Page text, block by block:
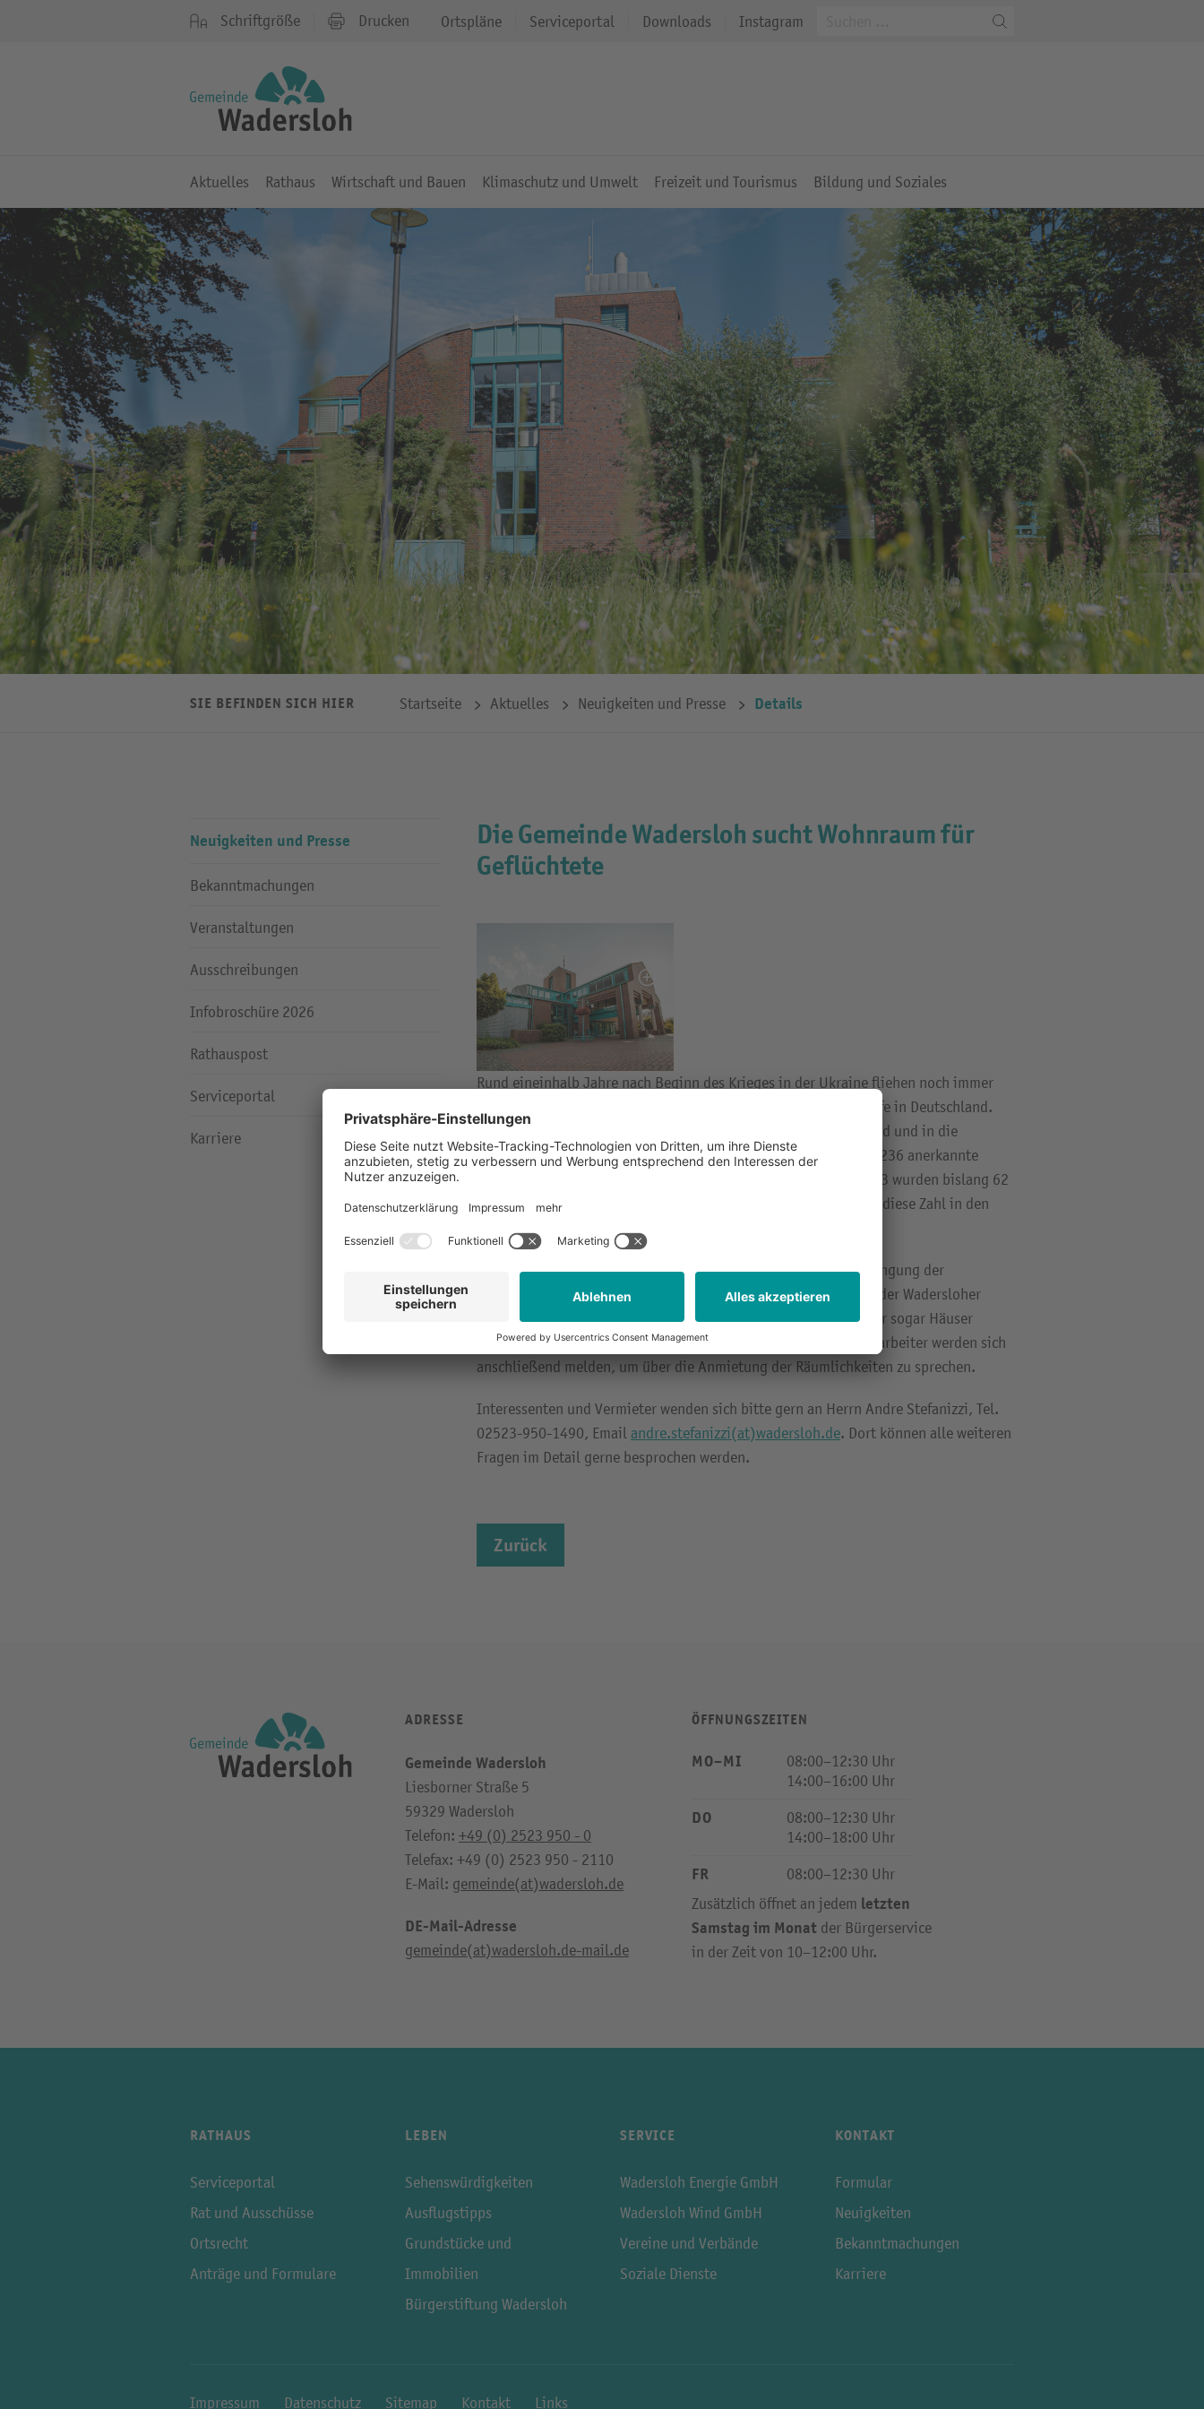
Schriftgröße Drucken Ortspläne Serviceportal Downloads Instagram
Aktuelles Rathaus Wirtschaft und Bauen Klimaschutz und Umwelt Freizeit und Tourismus Bildung und Soziales
SIE BEFINDEN SICH HIER Startseite Aktuelles Neuigkeiten und Presse Details
Neuigkeiten und Presse
Bekanntmachungen
Veranstaltungen
Ausschreibungen
Infobroschüre 2026
Rathauspost
Serviceportal
Karriere
Die Gemeinde Wadersloh sucht Wohnraum für
Geflüchtete
Rund eineinhalb Jahre nach Beginn des Krieges in der Ukraine fliehen noch immer
zahlreiche Menschen vor dem Krieg und suchen Zuflucht und Hilfe in Deutschland.
Auch aus anderen Ländern kommen Geflüchtete nach Deutschland und in die
Gemeinde Wadersloh. Aktuell leben in der Gemeinde Wadersloh 236 anerkannte
Flüchtlinge und 95 Asylbewerber. In der ersten Jahreshälfte 2023 wurden bislang 62
Personen neu zugewiesen und es ist damit zu rechnen, dass sich diese Zahl in den
kommenden Monaten noch weiter erhöhen wird.
Für die dafür notwendigen Wohnräume zur dezentralen Unterbringung der
Geflüchteten bittet die Gemeindeverwaltung um Unterstützung der Wadersloher
Bürgerinnen und Bürger. Wer über leerstehende Wohnungen oder sogar Häuser
verfügt, melde sich bitte direkt im Rathaus. Die Verwaltungsmitarbeiter werden sich
anschließend melden, um über die Anmietung der Räumlichkeiten zu sprechen.
Interessenten und Vermieter wenden sich bitte gern an Herrn Andre Stefanizzi, Tel.
02523-950-1490, Email andre.stefanizzi(at)wadersloh.de. Dort können alle weiteren
Fragen im Detail gerne besprochen werden.
Zurück
ADRESSE
Gemeinde Wadersloh
Liesborner Straße 5
59329 Wadersloh
Telefon: +49 (0) 2523 950 - 0
Telefax: +49 (0) 2523 950 - 2110
E-Mail: gemeinde(at)wadersloh.de
DE-Mail-Adresse
gemeinde(at)wadersloh.de-mail.de
ÖFFNUNGSZEITEN
MO–MI
08:00–12:30 Uhr
14:00–16:00 Uhr
DO
08:00–12:30 Uhr
14:00–18:00 Uhr
FR
08:00–12:30 Uhr
Zusätzlich öffnet an jedem letzten
Samstag im Monatder Bürgerservice
in der Zeit von 10–12:00 Uhr.
RATHAUS
Serviceportal
Rat und Ausschüsse
Ortsrecht
Anträge und Formulare
LEBEN
Sehenswürdigkeiten
Ausflugstipps
Grundstücke und
Immobilien
Bürgerstiftung Wadersloh
SERVICE
Wadersloh Energie GmbH
Wadersloh Wind GmbH
Vereine und Verbände
Soziale Dienste
KONTAKT
Formular
Neuigkeiten
Bekanntmachungen
Karriere
Impressum Datenschutz Sitemap Kontakt Links